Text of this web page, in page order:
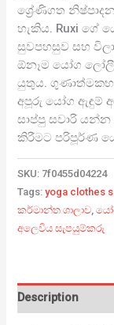
ශ්‍රේණිගත
හැකිය. Ruxi ගේ
සුවපහසුව සහ
ඕනෑම යෝග
යුතුය.
අපූරු යෝග ඇඳුම්
සාප්පු සවාරි
කිරීමට පරිපූර්ණ
SKU: 7f0455d04224
Tags:yoga clothes
කර්මාන්ත ශාලාව ,
අලෙවිය සැපයුම්කරු
Description